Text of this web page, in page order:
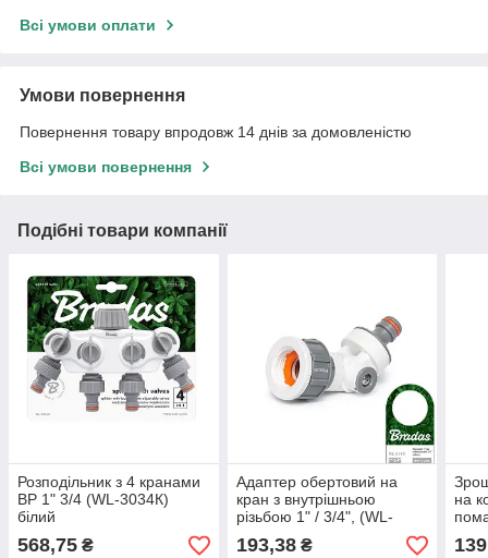
Всі умови оплати
Умови повернення
Повернення товару впродовж 14 днів за домовленістю
Всі умови повернення
Подібні товари компанії
Розподільник з 4 кранами
ВР 1" 3/4 (WL-3034К)
білий
568,75 ₴
Адаптер обертовий на
кран з внутрішньою
різьбою 1" / 3/4", (WL-
2194)
193,38₴
на